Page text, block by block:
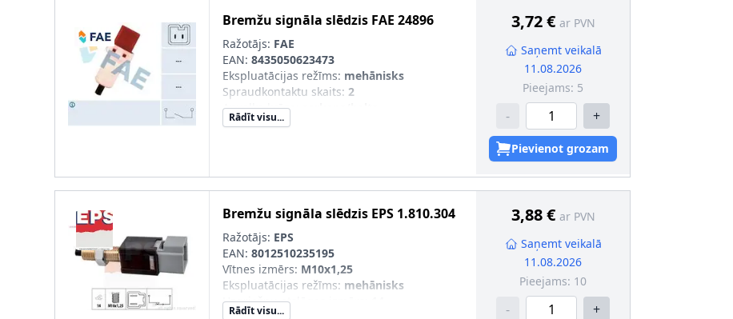
Bremžu signāla slēdzis FAE 24896
Ražotājs: FAE
EAN: 8435050623473
Ekspluatācijas režīms: mehānisks
Spraudkontaktu skaits: 2
Apvalka krāsa
Rādīt visu...
3,72 € ar PVN
Saņemt veikalā
11.08.2026
Pieejams: 5
- +
Pievienot grozam
Bremžu signāla slēdzis EPS 1.810.304
Ražotājs: EPS
EAN: 8012510235195
Vītnes izmērs: M10x1,25
Ekspluatācijas režīms: mehānisks
Uzgriežņu atslēgas izmērs
Rādīt visu...
3,88 € ar PVN
Saņemt veikalā
11.08.2026
Pieejams: 10
- +